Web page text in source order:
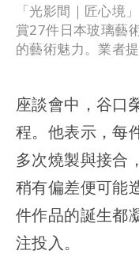
「光影間｜匠心境
賞27件日本玻璃藝
的藝術魅力。業者
座談會中，谷口
程。他表示，每
多次燒製與接合
稍有偏差便可能
件作品的誕生都
注投入。